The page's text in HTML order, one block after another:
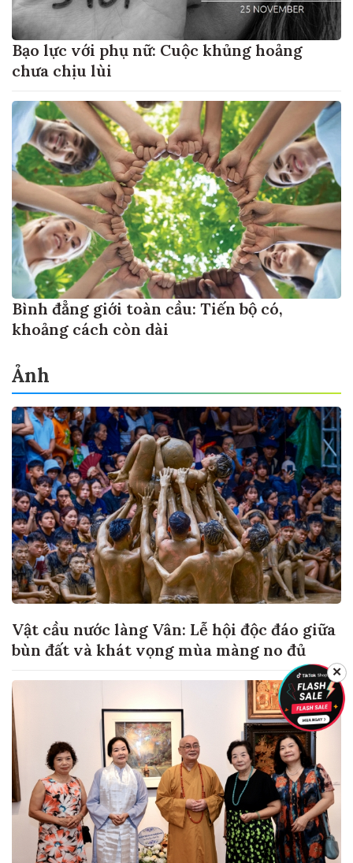
Bạo lực với phụ nữ: Cuộc khủng hoảng
chưa chịu lùi
Bình đẳng giới toàn cầu: Tiến bộ có,
khoảng cách còn dài
Ảnh
Vật cầu nước làng Vân: Lễ hội độc đáo giữa
bùn đất và khát vọng mùa màng no đủ
✕